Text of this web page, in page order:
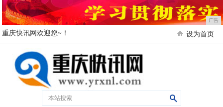
广告
重庆快讯网欢迎您~！ 设为首页